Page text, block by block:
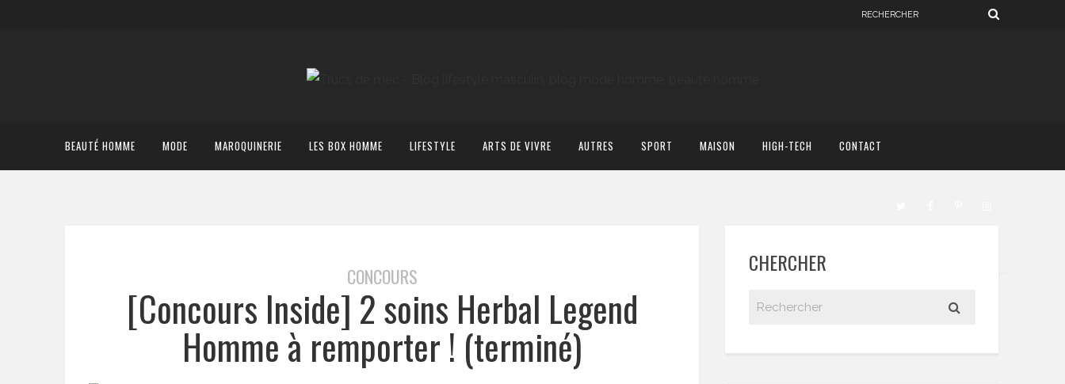
BEAUTÉ HOMME MODE MAROQUINERIE LES BOX HOMME LIFESTYLE ARTS DE VIVRE AUTRES SPORT MAISON HIGH-TECH CONTACT
CONCOURS
[Concours Inside] 2 soins Herbal Legend
Homme à remporter ! (terminé)
CHERCHER